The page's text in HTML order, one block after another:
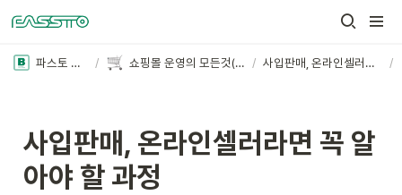
파스토 블로그 / 쇼핑몰 운영의 모든것(더보기+) / 사입판매, 온라인셀러라면 꼭 알아야 할 과정 /
사입판매, 온라인셀러라면 꼭 알
아야 할 과정